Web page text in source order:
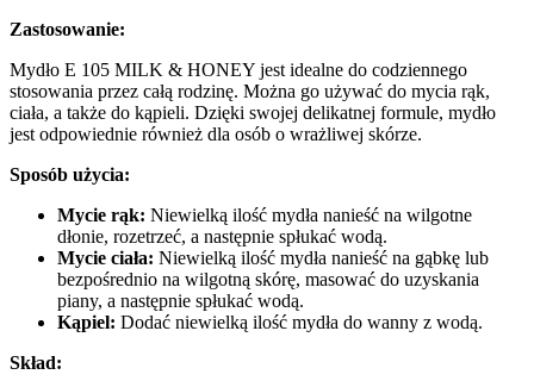
Zastosowanie:
Mydło E 105 MILK & HONEY jest idealne do codziennego
stosowania przez całą rodzinę. Można go używać do mycia rąk,
ciała, a także do kąpieli. Dzięki swojej delikatnej formule, mydło
jest odpowiednie również dla osób o wrażliwej skórze.
Sposób użycia:
Mycie rąk: Niewielką ilość mydła nanieść na wilgotne
dłonie, rozetrzeć, a następnie spłukać wodą.
Mycie ciała: Niewielką ilość mydła nanieść na gąbkę lub
bezpośrednio na wilgotną skórę, masować do uzyskania
piany, a następnie spłukać wodą.
Kąpiel: Dodać niewielką ilość mydła do wanny z wodą.
Skład: